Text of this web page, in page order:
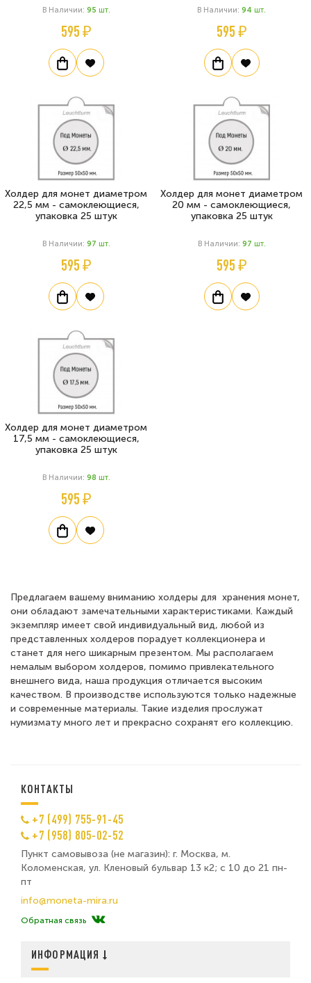
В Наличии: 95 Шт.
595 ₽
В Наличии: 94 Шт.
595 ₽
Холдер для монет диаметром
22,5 мм - самоклеющиеся,
упаковка 25 штук
В Наличии: 97 Шт.
595 ₽
Холдер для монет диаметром
20 мм - самоклеющиеся,
упаковка 25 штук
В Наличии: 97 Шт.
595 ₽
Холдер для монет диаметром
17,5 мм - самоклеющиеся,
упаковка 25 штук
В Наличии: 98 Шт.
595 ₽
Предлагаем вашему вниманию холдеры для хранения монет,
они обладают замечательными характеристиками. Каждый
экземпляр имеет свой индивидуальный вид, любой из
представленных холдеров порадует коллекционера и
станет для него шикарным презентом. Мы располагаем
немалым выбором холдеров, помимо привлекательного
внешнего вида, наша продукция отличается высоким
качеством. В производстве используются только надежные
и современные материалы. Такие изделия прослужат
нумизмату много лет и прекрасно сохранят его коллекцию.
КОНТАКТЫ
+7 (499) 755-91-45
+7 (958) 805-02-52
Пункт самовывоза (не магазин): г. Москва, м.
Коломенская, ул. Кленовый бульвар 13 к2; с 10 до 21 пн-
пт
info@moneta-mira.ru
Обратная связь
ИНФОРМАЦИЯ